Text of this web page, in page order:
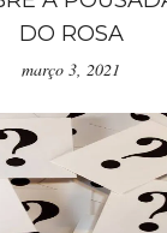
DO ROSA
março 3, 2021